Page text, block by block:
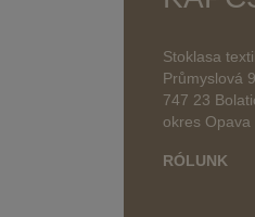
Stoklasa
Průmyslová
747 23
okres Opava
RÓLUNK